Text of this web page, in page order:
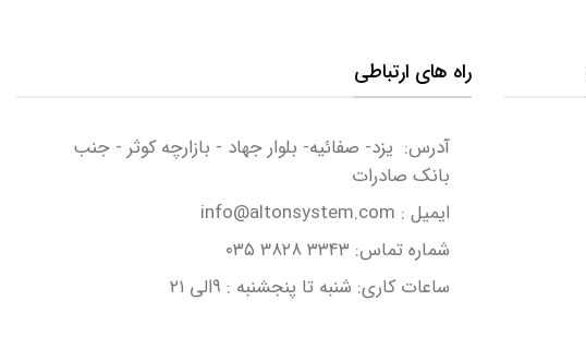
راه های ارتباطی
آدرس: یزد- صفائیه- بلوار جهاد - بازارچه کوثر - جنب
بانک صادرات
ایمیل : info@altonsystem.com
شماره تماس: ۳۳۴۳ 3۸۲۸ ۰۳۵
ساعات کاری: شنبه تا پنجشنبه : ۹الی ۲۱